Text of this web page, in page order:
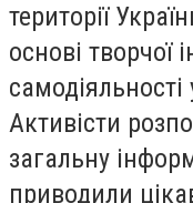
території
основі творчої
самодіяльності
Активісти
загальну
приводили